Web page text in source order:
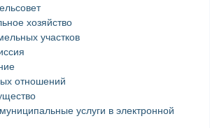
хозяйство
участков
отношений
услуги в электронной